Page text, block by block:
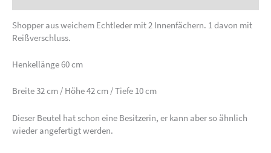
Shopper aus weichem Echtleder mit 2 Innenfächern. 1 davon mit
Reißverschluss.
Henkellänge 60 cm
Breite 32 cm / Höhe 42 cm / Tiefe 10 cm
Dieser Beutel hat schon eine Besitzerin, er kann aber so ähnlich
wieder angefertigt werden.